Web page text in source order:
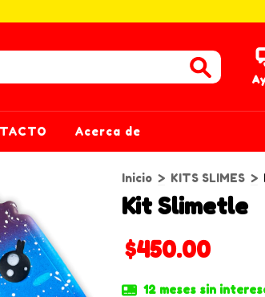
Acerca de
Inicio > KITS SLIMES >
Kit Slimetle
$450.00
12 meses sin